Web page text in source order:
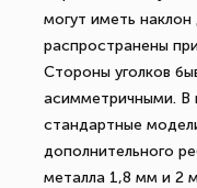
могут иметь
распространены
Стороны уголков
асимметричными. В
стандартные
дополнительного
металла 1,8 мм и 2